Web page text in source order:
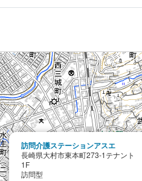
訪問介護ステーションアスエ
長崎県大村市東本町273-1テナント
1F
訪問型